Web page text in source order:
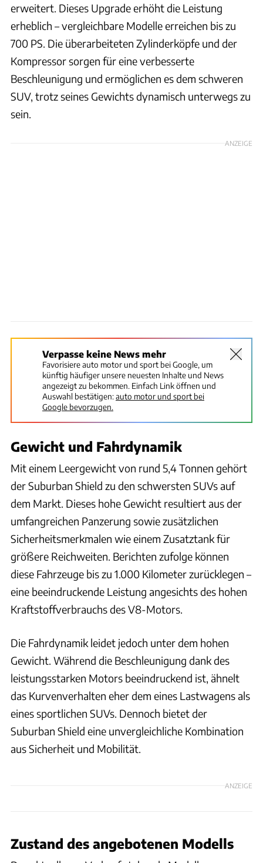
erweitert. Dieses Upgrade erhöht die Leistung
erheblich – vergleichbare Modelle erreichen bis zu
700 PS. Die überarbeiteten Zylinderköpfe und der
Kompressor sorgen für eine verbesserte
Beschleunigung und ermöglichen es dem schweren
SUV, trotz seines Gewichts dynamisch unterwegs zu
sein.
ANZEIGE
Verpasse keine News mehr
Favorisiere auto motor und sport bei Google, um
künftig häufiger unsere neuesten Inhalte und News
angezeigt zu bekommen. Einfach Link öffnen und
Auswahl bestätigen:auto motor und sport bei
Google bevorzugen.
Gewicht und Fahrdynamik
Mit einem Leergewicht von rund 5,4 Tonnen gehört
der Suburban Shield zu den schwersten SUVs auf
dem Markt. Dieses hohe Gewicht resultiert aus der
umfangreichen Panzerung sowie zusätzlichen
Sicherheitsmerkmalen wie einem Zusatztank für
größere Reichweiten. Berichten zufolge können
diese Fahrzeuge bis zu 1.000 Kilometer zurücklegen –
eine beeindruckende Leistung angesichts des hohen
Kraftstoffverbrauchs des V8-Motors.
Die Fahrdynamik leidet jedoch unter dem hohen
Gewicht. Während die Beschleunigung dank des
leistungsstarken Motors beeindruckend ist, ähnelt
das Kurvenverhalten eher dem eines Lastwagens als
eines sportlichen SUVs. Dennoch bietet der
Suburban Shield eine unvergleichliche Kombination
aus Sicherheit und Mobilität.
ANZEIGE
Zustand des angebotenen Modells